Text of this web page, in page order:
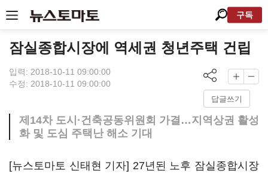
구독
잠실종합시장에 역세권 청년주택 건립
입력: 2018-10-11 09:00:00
수정: 2018-10-11 09:00:00
답글쓰기
제14차 도시·건축공동위원회 가결…지역상권 활성
화 및 도심 주택난 해소 기대
[뉴스토마토 신태현 기자] 27년된 노후 잠실종합시장